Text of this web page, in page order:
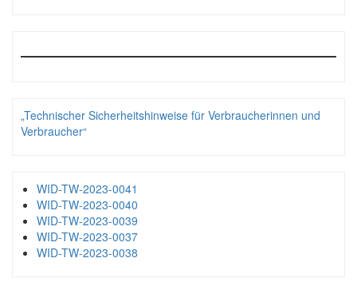
„Technischer Sicherheitshinweise für Verbraucherinnen und
Verbraucher“
WID-TW-2023-0041
WID-TW-2023-0040
WID-TW-2023-0039
WID-TW-2023-0037
WID-TW-2023-0038